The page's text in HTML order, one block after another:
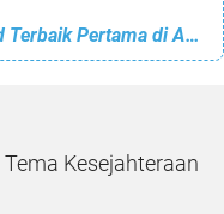
Kota Subulussalam Raih Penghargaan Booth/Stand Terbaik Pertama di Acara PRCA Tahun 2023
Tema Kesejahteraan